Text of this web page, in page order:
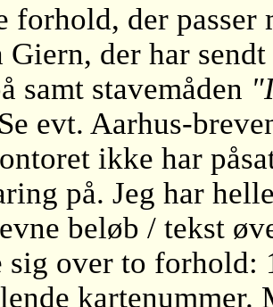
forhold, der
Giern, der har
samt stavemåden
evt. Aarhus-
ikke har
på. Jeg har
beløb / tekst
sig over to forhold: